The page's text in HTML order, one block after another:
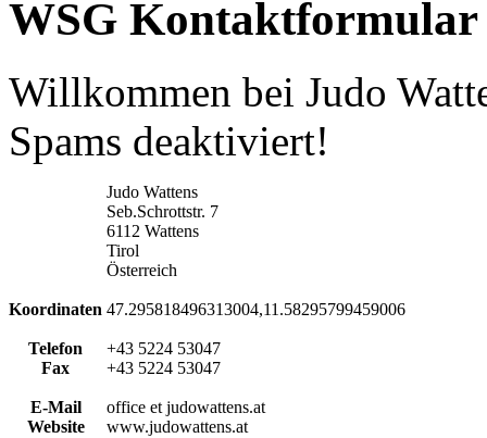
WSG Kontaktformular
Willkommen bei Judo
Spams deaktiviert!
Judo Wattens
Seb.Schrottstr. 7
6112 Wattens
Tirol
Österreich
Koordinaten 47.295818496313004,11.58295799459006
Telefon
+43 5224 53047
Fax
+43 5224 53047
E-Mail
office et judowattens.at
Website
www.judowattens.at